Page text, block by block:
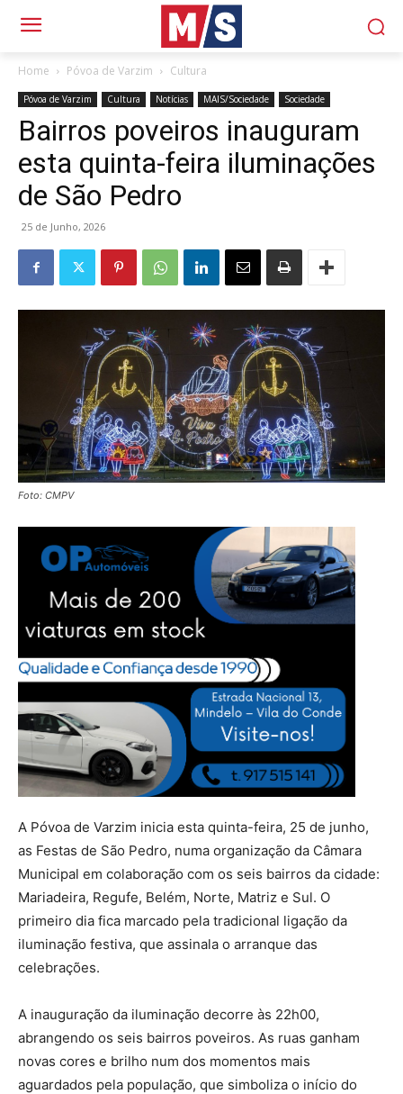
Home Póvoa de Varzim Cultura
Póvoa de Varzim Cultura Notícias MAIS/Sociedade Sociedade
Bairros poveiros inauguram
esta quinta-feira iluminações
de São Pedro
25 de Junho, 2026
Foto: CMPV
A Póvoa de Varzim inicia esta quinta-feira, 25 de junho,
as Festas de São Pedro, numa organização da Câmara
Municipal em colaboração com os seis bairros da cidade:
Mariadeira, Regufe, Belém, Norte, Matriz e Sul. O
primeiro dia fica marcado pela tradicional ligação da
iluminação festiva, que assinala o arranque das
celebrações.
A inauguração da iluminação decorre às 22h00,
abrangendo os seis bairros poveiros. As ruas ganham
novas cores e brilho num dos momentos mais
aguardados pela população, que simboliza o início do